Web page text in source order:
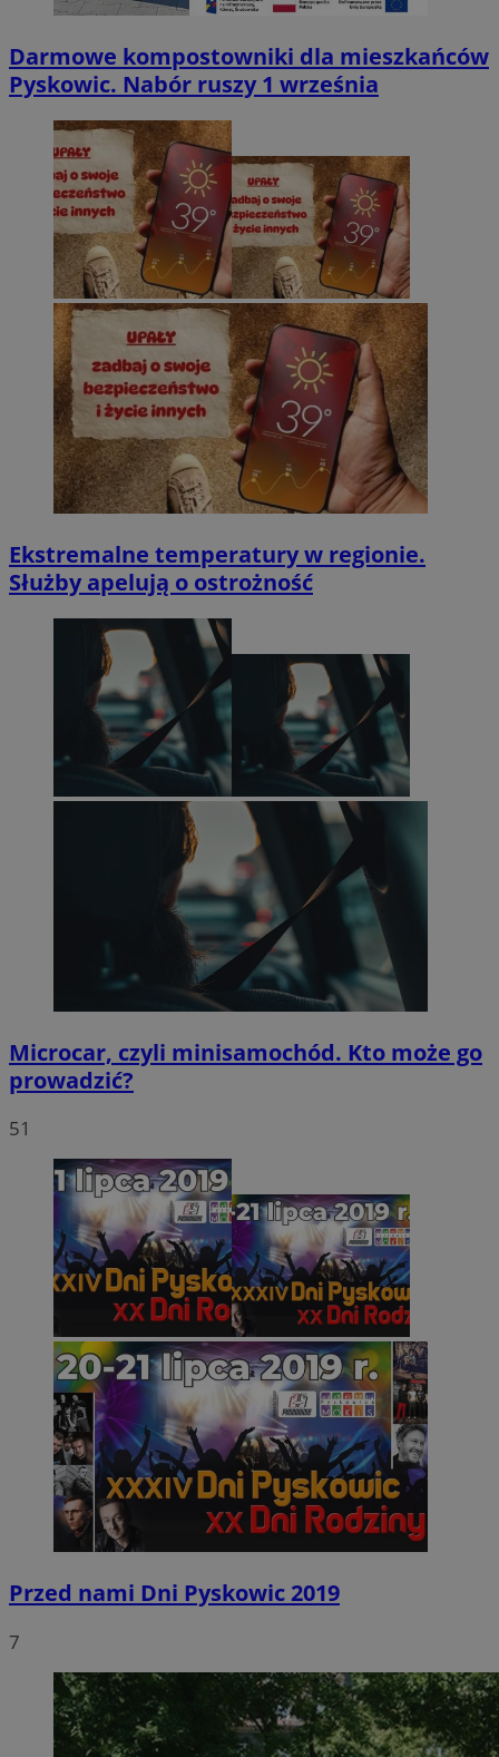
Darmowe kompostowniki dla mieszkańców
Pyskowic. Nabór ruszy 1 września
Ekstremalne temperatury w regionie.
Służby apelują o ostrożność
Microcar, czyli minisamochód. Kto może go
prowadzić?
51
Przed nami Dni Pyskowic 2019
7